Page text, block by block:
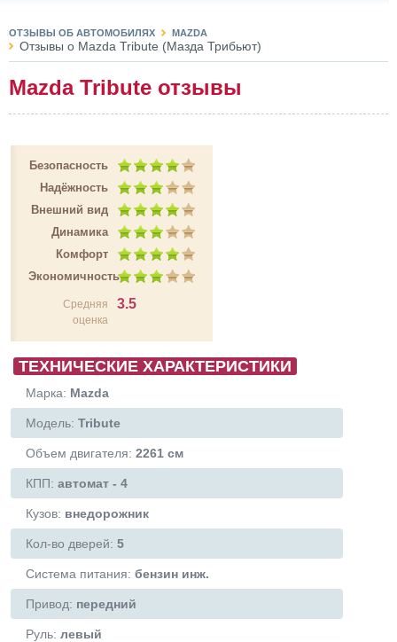
ОТЗЫВЫ ОБ АВТОМОБИЛЯХ MAZDA
Отзывы о Mazda Tribute (Мазда Трибьют)
Mazda Tribute отзывы
Безопасность
Надёжность
Внешний вид
Динамика
Комфорт
Экономичность
Средняя
оценка
3.5
ТЕХНИЧЕСКИЕ ХАРАКТЕРИСТИКИ
Марка: Mazda
Модель: Tribute
Объем двигателя: 2261 см
КПП: автомат - 4
Кузов: внедорожник
Кол-во дверей: 5
Система питания: бензин инж.
Привод: передний
Руль: левый